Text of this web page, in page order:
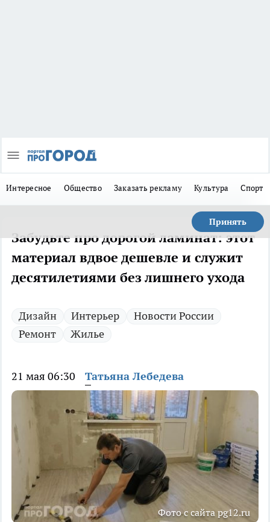
Интересное Общество Заказать рекламу Культура Спорт
Принять
Забудьте про дорогой ламинат: этот
материал вдвое дешевле и служит
десятилетиями без лишнего ухода
Дизайн Интерьер
Новости России
Ремонт
Жилье
21 мая 06:30 Татьяна Лебедева
Фото с сайта pg12.ru